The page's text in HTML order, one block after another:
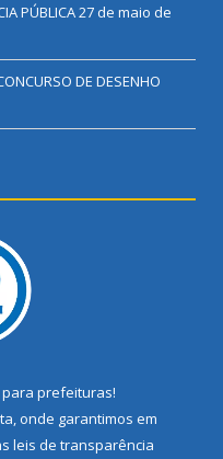
PÚBLICA27 de maio de
DE DESENHO
para prefeituras!
onde garantimos em
leis de transparência